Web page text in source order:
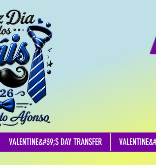
VALENTINE&#39;S DAY TRANSFER